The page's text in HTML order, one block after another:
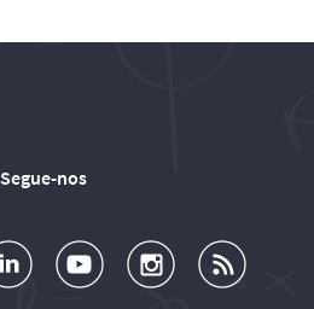
Segue-nos
o
o
u